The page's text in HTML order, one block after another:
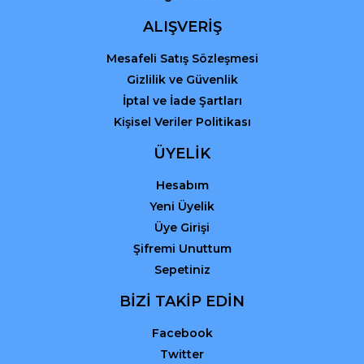
ALIŞVERİŞ
Mesafeli Satış Sözleşmesi
Gizlilik ve Güvenlik
İptal ve İade Şartları
Kişisel Veriler Politikası
ÜYELİK
Hesabım
Yeni Üyelik
Üye Girişi
Şifremi Unuttum
Sepetiniz
BİZİ TAKİP EDİN
Facebook
Twitter